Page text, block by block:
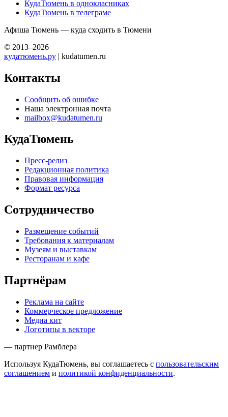
КудаТюмень в однокласниках
КудаТюмень в телеграме
Афиша Тюмень — куда сходить в Тюмени
© 2013–2026
кудатюмень.ру | kudatumen.ru
Контакты
Сообщить об ошибке
Наша электронная почта
mailbox@kudatumen.ru
КудаТюмень
Пресс-релиз
Редакционная политика
Правовая информация
Формат ресурса
Сотрудничество
Размещение событий
Требования к материалам
Музеям и выставкам
Ресторанам и кафе
Партнёрам
Реклама на сайте
Коммерческое предложение
Медиа кит
Логотипы в векторе
— партнер Рамблера
Используя КудаТюмень, вы соглашаетесь с пользовательским
соглашением и политикой конфиденциальности.